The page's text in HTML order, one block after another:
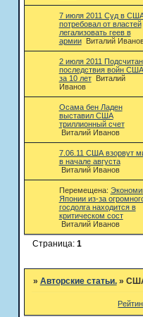
7 июля 2011 Суд в
потребовал от властей
легализовать геев в
армии
Виталий
2 июля 2011
последствия войн США
за 10 лет
Виталий
Иванов
Осама бен Ладен
выставил США
триллионный счет
Виталий Иванов
7.06.11 США взорвут
в начале августа
Виталий Иванов
Перемещена:
Японии из-за
госдолга находится в
критическом сост
Виталий Иванов
Страница: 1
» Авторские статьи. »